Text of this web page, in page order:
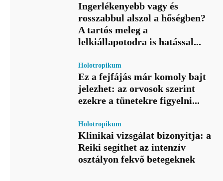
Ingerlékenyebb vagy és
rosszabbul alszol a hőségben?
A tartós meleg a
lelkiállapotodra is hatással...
Holotropikum
Ez a fejfájás már komoly bajt
jelezhet: az orvosok szerint
ezekre a tünetekre figyelni...
Holotropikum
Klinikai vizsgálat bizonyítja: a
Reiki segíthet az intenzív
osztályon fekvő betegeknek